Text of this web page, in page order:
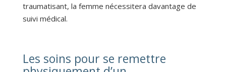
traumatisant, la femme nécessitera davantage de
suivi médical.
Les soins pour se remettre